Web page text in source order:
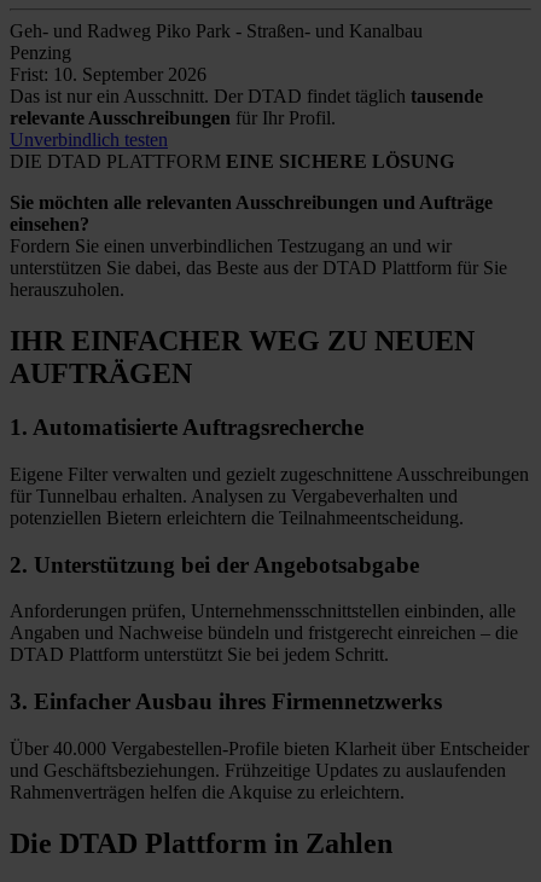
Geh- und Radweg Piko Park - Straßen- und Kanalbau
Penzing
Frist: 10. September 2026
Das ist nur ein Ausschnitt. Der DTAD findet täglich tausende
relevante Ausschreibungen für Ihr Profil.
Unverbindlich testen
DIE DTAD PLATTFORM EINE SICHERE LÖSUNG
Sie möchten alle relevanten Ausschreibungen und Aufträge
einsehen?
Fordern Sie einen unverbindlichen Testzugang an und wir
unterstützen Sie dabei, das Beste aus der DTAD Plattform für Sie
herauszuholen.
IHR EINFACHER WEG ZU NEUEN
AUFTRÄGEN
1. Automatisierte Auftragsrecherche
Eigene Filter verwalten und gezielt zugeschnittene Ausschreibungen
für Tunnelbau erhalten. Analysen zu Vergabeverhalten und
potenziellen Bietern erleichtern die Teilnahmeentscheidung.
2. Unterstützung bei der Angebotsabgabe
Anforderungen prüfen, Unternehmensschnittstellen einbinden, alle
Angaben und Nachweise bündeln und fristgerecht einreichen – die
DTAD Plattform unterstützt Sie bei jedem Schritt.
3. Einfacher Ausbau ihres Firmennetzwerks
Über 40.000 Vergabestellen-Profile bieten Klarheit über Entscheider
und Geschäftsbeziehungen. Frühzeitige Updates zu auslaufenden
Rahmenverträgen helfen die Akquise zu erleichtern.
Die DTAD Plattform in Zahlen